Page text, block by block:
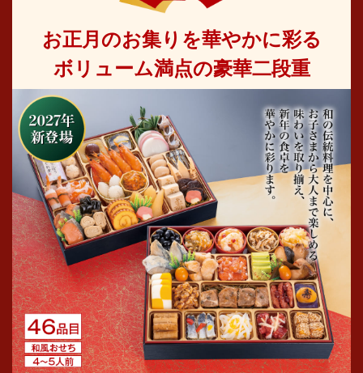
お正月のお集りを華やかに彩る
ボリューム満点の豪華二段重